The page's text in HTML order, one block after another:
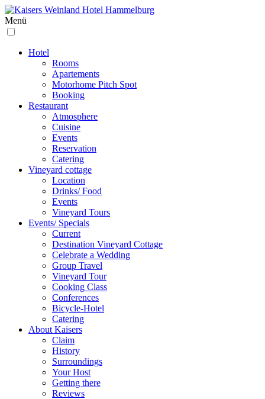
Menü
Hotel
Rooms
Apartements
Motorhome Pitch Spot
Booking
Restaurant
Atmosphere
Cuisine
Events
Reservation
Catering
Vineyard cottage
Location
Drinks/ Food
Events
Vineyard Tours
Events/ Specials
Current
Destination Vineyard Cottage
Celebrate a Wedding
Group Travel
Vineyard Tour
Cooking Class
Conferences
Bicycle-Hotel
Catering
About Kaisers
Claim
History
Surroundings
Your Host
Getting there
Reviews